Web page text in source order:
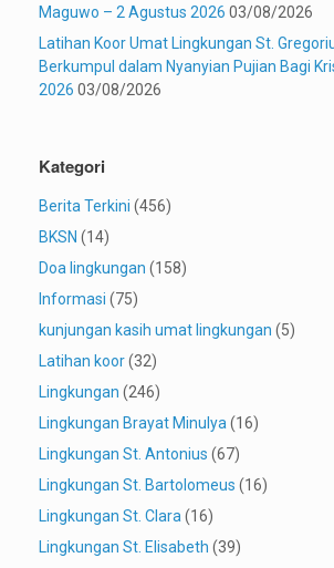
Maguwo – 2 Agustus 2026 03/08/2026
Latihan Koor Umat Lingkungan St.
Berkumpul dalam Nyanyian Pujian Bagi
2026 03/08/2026
Kategori
Berita Terkini (456)
BKSN (14)
Doa lingkungan (158)
Informasi (75)
kunjungan kasih umat lingkungan (5)
Latihan koor(32)
Lingkungan (246)
Lingkungan Brayat Minulya (16)
Lingkungan St. Antonius (67)
Lingkungan St. Bartolomeus (16)
Lingkungan St. Clara (16)
Lingkungan St. Elisabeth (39)